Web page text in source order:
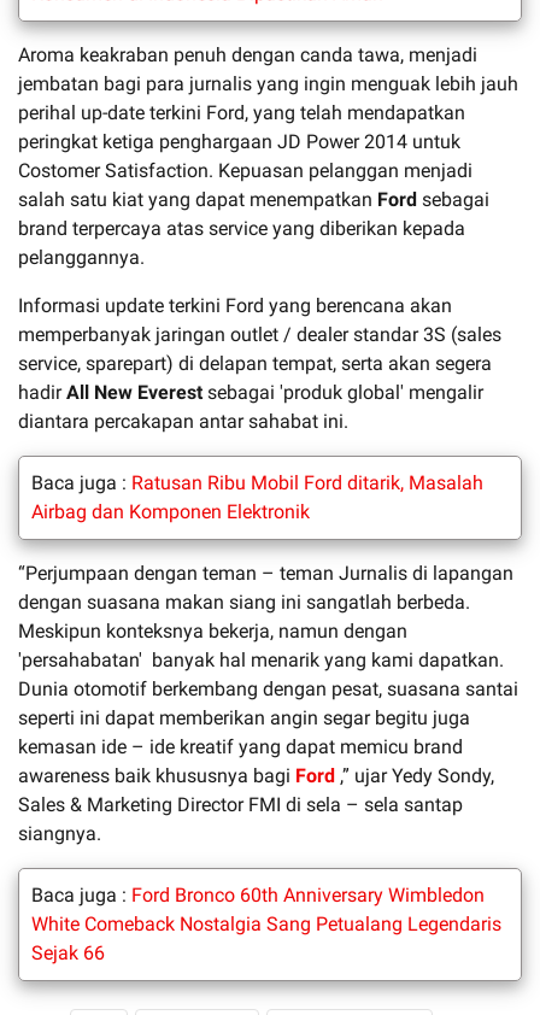
Aroma keakraban penuh dengan canda tawa, menjadi
jembatan bagi para jurnalis yang ingin menguak lebih jauh
perihal up-date terkini Ford, yang telah mendapatkan
peringkat ketiga penghargaan JD Power 2014 untuk
Costomer Satisfaction. Kepuasan pelanggan menjadi
salah satu kiat yang dapat menempatkan Ford sebagai
brand terpercaya atas service yang diberikan kepada
pelanggannya.
Informasi update terkini Ford yang berencana akan
memperbanyak jaringan outlet / dealer standar 3S (sales
service, sparepart) di delapan tempat, serta akan segera
hadirAll New Everest sebagai 'produk global' mengalir
diantara percakapan antar sahabat ini.
Baca juga : Ratusan Ribu Mobil Ford ditarik, Masalah
Airbag dan Komponen Elektronik
“Perjumpaan dengan teman – teman Jurnalis di lapangan
dengan suasana makan siang ini sangatlah berbeda.
Meskipun konteksnya bekerja, namun dengan
'persahabatan' banyak hal menarik yang kami dapatkan.
Dunia otomotif berkembang dengan pesat, suasana santai
seperti ini dapat memberikan angin segar begitu juga
kemasan ide – ide kreatif yang dapat memicu brand
awareness baik khususnya bagi Ford ,” ujar Yedy Sondy,
Sales & Marketing Director FMI di sela – sela santap
siangnya.
Baca juga : Ford Bronco 60th Anniversary Wimbledon
White Comeback Nostalgia Sang Petualang Legendaris
Sejak 66